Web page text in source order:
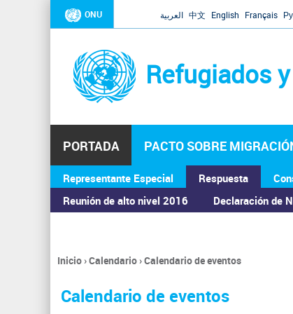
ONU العربية 中文 English Français
Refugiados
PORTADA PACTO SOBRE
Representante Especial
Respuesta
Reunión de alto nivel 2016
Declaración de
ASAMBLEA GENERAL
Se
encuentra
usted
Inicio›Calendario›Calendario de eventos
Calendario de eventos